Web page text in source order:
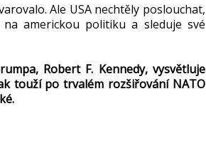
Ale USA nechtěly poslouchat,
americkou politiku a sleduje své
Robert F. Kennedy, vysvětluje
touží po trvalém rozšiřování NATO